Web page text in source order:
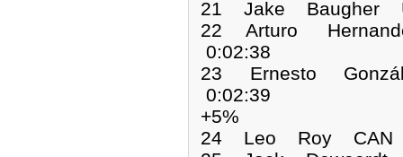
21 Jake Baugher
22 Arturo
0:02:38
23 Ernesto
0:02:39
+5%
24 Leo Roy CAN